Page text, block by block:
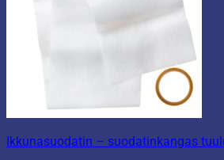
Ikkunasuodatin – suodatinkangas